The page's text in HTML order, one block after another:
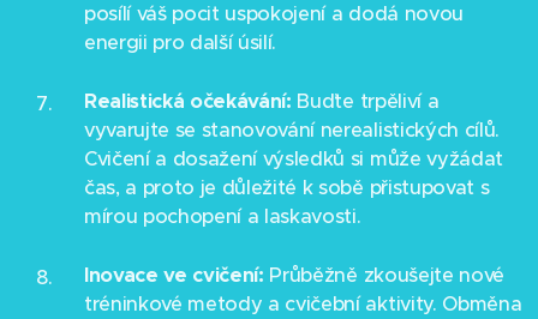
posílí váš pocit uspokojení a dodá novou
energii pro další úsilí.
Realistická očekávání: Buďte trpěliví a
vyvarujte se stanovování nerealistických cílů.
Cvičení a dosažení výsledků si může vyžádat
čas, a proto je důležité k sobě přistupovat s
mírou pochopení a laskavosti.
Inovace ve cvičení: Průběžně zkoušejte nové
tréninkové metody a cvičební aktivity. Obměna